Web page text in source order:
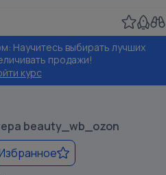
Научитесь выбирать лучших
продажи!
курс
beauty_wb_ozon